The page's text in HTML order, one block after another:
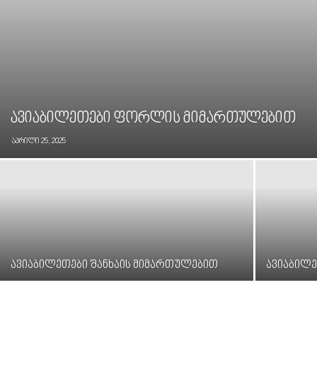
ავიაბილეთები ფორლის მიმართულებით
აპრილი 25, 2025
ავიაბილეთები შანხაის მიმართულებით